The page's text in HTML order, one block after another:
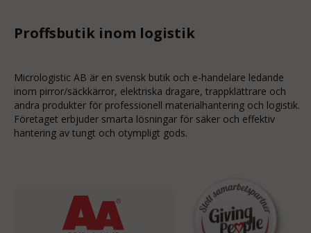
Proffsbutik inom logistik
Micrologistic AB är en svensk butik och e-handelare ledande
inom pirror/säckkärror, elektriska dragare, trappklättrare och
andra produkter för professionell materialhantering och logistik.
Företaget erbjuder smarta lösningar för säker och effektiv
hantering av tungt och otympligt gods.